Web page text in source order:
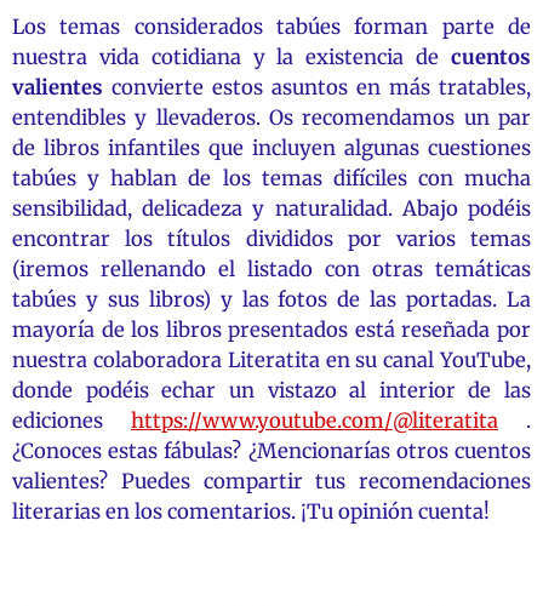
Los temas considerados tabúes forman parte de
nuestra vida cotidiana y la existencia de cuentos
valientes convierte estos asuntos en más tratables,
entendibles y llevaderos. Os recomendamos un par
de libros infantiles que incluyen algunas cuestiones
tabúes y hablan de los temas difíciles con mucha
sensibilidad, delicadeza y naturalidad. Abajo podéis
encontrar los títulos divididos por varios temas
(iremos rellenando el listado con otras temáticas
tabúes y sus libros) y las fotos de las portadas. La
mayoría de los libros presentados está reseñada por
nuestra colaboradora Literatita en su canal YouTube,
donde podéis echar un vistazo al interior de las
ediciones https://www.youtube.com/@literatita .
¿Conoces estas fábulas? ¿Mencionarías otros cuentos
valientes? Puedes compartir tus recomendaciones
literarias en los comentarios. ¡Tu opinión cuenta!